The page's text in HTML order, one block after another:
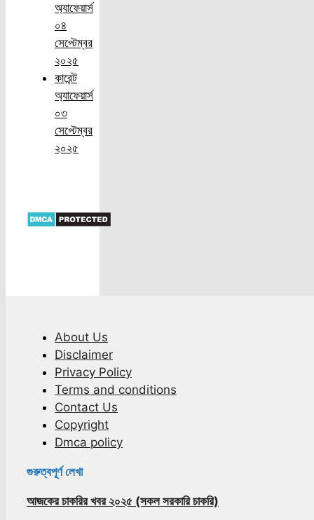
অ্যাফেয়ার্স
০৪
সেপ্টেম্বর
২০২৫
কারেন্ট
অ্যাফেয়ার্স
০৩
সেপ্টেম্বর
২০২৫
About Us
Disclaimer
Privacy Policy
Terms and conditions
Contact Us
Copyright
Dmca policy
গুরুত্বপূর্ণ লেখা
আজকের চাকরির খবর ২০২৫ (সকল সরকারি চাকরি)